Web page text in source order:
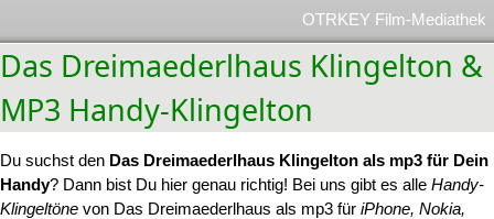
OTRKEY Film-Mediathek
Das Dreimaederlhaus Klingelton &
MP3 Handy-Klingelton
Du suchst den Das Dreimaederlhaus Klingelton als mp3 für Dein
Handy? Dann bist Du hier genau richtig! Bei uns gibt es alle Handy-
Klingeltöne von Das Dreimaederlhaus als mp3 für iPhone, Nokia,